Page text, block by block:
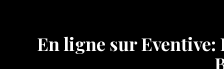
En ligne sur Eventive: